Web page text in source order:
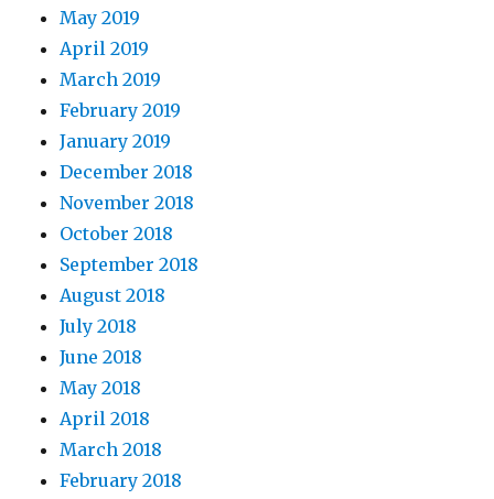
May 2019
April 2019
March 2019
February 2019
January 2019
December 2018
November 2018
October 2018
September 2018
August 2018
July 2018
June 2018
May 2018
April 2018
March 2018
February 2018